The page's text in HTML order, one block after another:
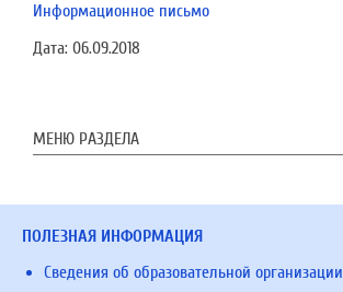
Информационное письмо
Дата: 06.09.2018
МЕНЮ РАЗДЕЛА
ПОЛЕЗНАЯ ИНФОРМАЦИЯ
Сведения об образовательной организации